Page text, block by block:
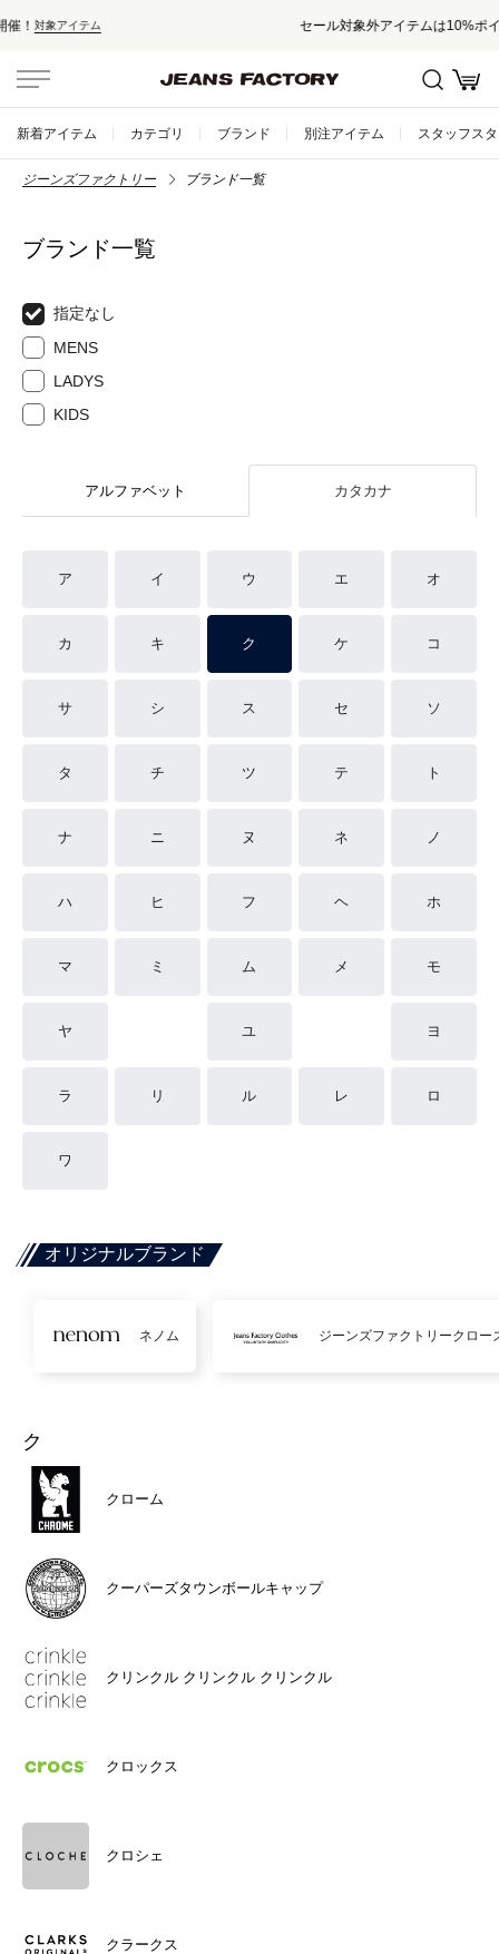
セール対象外アイテムは10%ポイント還元！
新着アイテム カテゴリ ブランド 別注アイテム スタッフス
ジーンズファクトリー ブランド一覧
ブランド一覧
指定なし
MENS
LADYS
KIDS
アルファベット カタカナ
ア イ ウ エ オ
カ キ ク ケ コ
サ シ ス セ ソ
タ チ ツ テ ト
ナ ニ ヌ ネ ノ
ハ ヒ フ ヘ ホ
マ ミ ム メ モ
ヤ ユ ヨ
ラ リ ル レ ロ
ワ
オリジナルブランド
ネノム ジーンズファクトリークロー
ク
クローム
クーパーズタウンボールキャップ
クリンクル クリンクル クリンクル
クロックス
クロシェ
クラークス